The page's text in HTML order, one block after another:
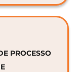
PROCESSO